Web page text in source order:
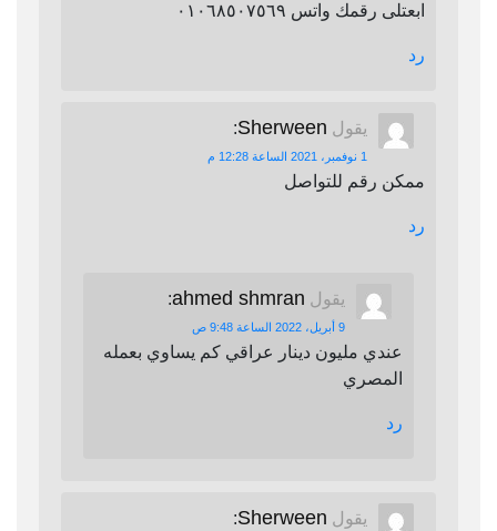
ابعتلى رقمك واتس ٠١٠٦٨٥٠٧٥٦٩
رد
يقول Sherween
:
1 نوفمبر، 2021 الساعة 12:28 م
ممكن رقم للتواصل
رد
يقول ahmed shmran
:
9 أبريل، 2022 الساعة 9:48 ص
عندي مليون دينار عراقي كم يساوي بعمله
المصري
رد
يقول Sherween
: